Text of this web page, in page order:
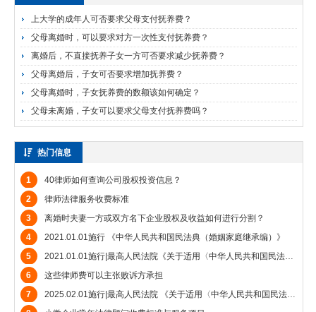
上大学的成年人可否要求父母支付抚养费？
父母离婚时，可以要求对方一次性支付抚养费？
离婚后，不直接抚养子女一方可否要求减少抚养费？
父母离婚后，子女可否要求增加抚养费？
父母离婚时，子女抚养费的数额该如何确定？
父母未离婚，子女可以要求父母支付抚养费吗？
热门信息
1
40律师如何查询公司股权投资信息？
2
律师法律服务收费标准
3
离婚时夫妻一方或双方名下企业股权及收益如何进行分割？
4
2021.01.01施行 《中华人民共和国民法典（婚姻家庭继承编）》
5
2021.01.01施行|最高人民法院《关于适用〈中华人民共和国民法典〉婚姻家庭编的解释（一）》
6
这些律师费可以主张败诉方承担
7
2025.02.01施行|最高人民法院 《关于适用〈中华人民共和国民法典〉婚姻家庭编的解释（二）》